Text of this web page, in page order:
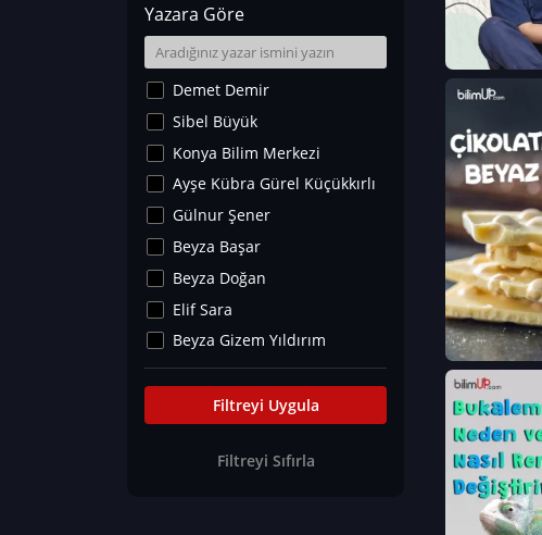
Fizik
Yer Bilimleri
Astronomi ve Uzay
Noroloji
Matematik
Teknoloji
İklim Değişikliği
Arkeoloji
Kültür&Sanat
Yaşam Tavsiyeleri
Merakoloji
Eğitim Bilimleri
Yazara Göre
Demet Demir
Sibel Büyük
Konya Bilim Merkezi
Ayşe Kübra Gürel Küçükkırlı
Gülnur Şener
Beyza Başar
Beyza Doğan
Elif Sara
Beyza Gizem Yıldırım
İlknur İyigökler
Büşra Elif Kıvrak
Can TORUN
Filtreyi Uygula
Filtreyi Sıfırla